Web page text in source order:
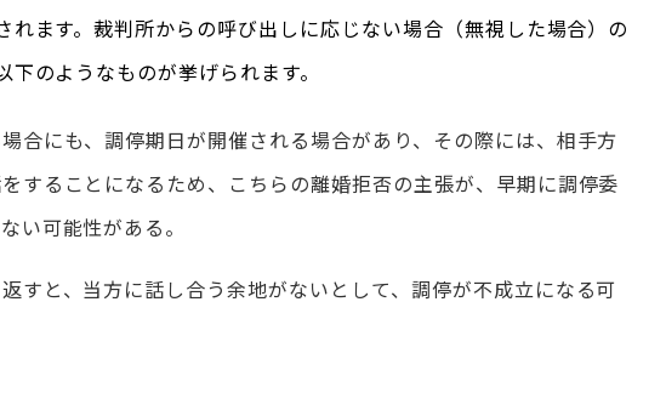
れます。裁判所からの呼び出しに応じない場合（無視した場合）の
のようなものが挙げられます。
合にも、調停期日が開催される場合があり、その際には、相手方
することになるため、こちらの離婚拒否の主張が、早期に調停委
い可能性がある。
すと、当方に話し合う余地がないとして、調停が不成立になる可